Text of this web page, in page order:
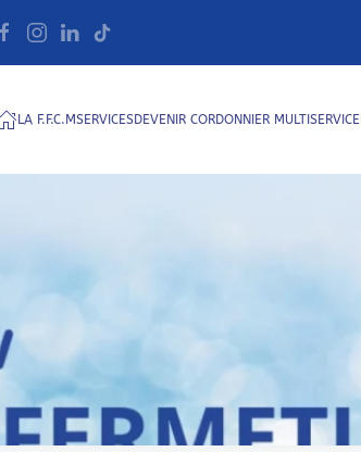
LA F.F.C.MSERVICESDEVENIR CORDONNIER MULTISERVICE